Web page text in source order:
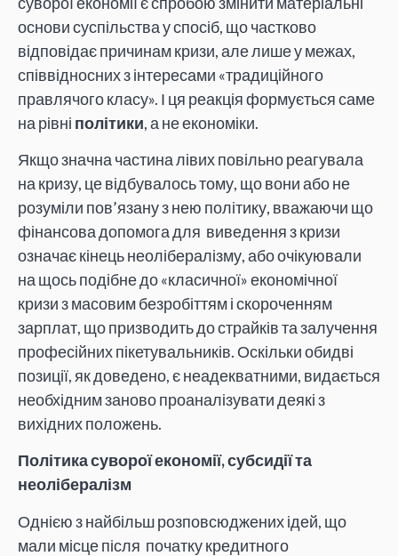
основи суспільства у спосіб, що частково
відповідає причинам кризи, але лише у межах,
співвідносних з інтересами «традиційного
правлячого класу». І ця реакція формується саме
на рівні політики, а не економіки.
Якщо значна частина лівих повільно реагувала
на кризу, це відбувалось тому, що вони або не
розуміли пов’язану з нею політику, вважаючи що
фінансова допомога для виведення з кризи
означає кінець неолібералізму, або очікуювали
на щось подібне до «класичної» економічної
кризи з масовим безробіттям і скороченням
зарплат, що призводить до страйків та залучення
професійних пікетувальників. Оскільки обидві
позиції, як доведено, є неадекватними, видається
необхідним заново проаналізувати деякі з
вихідних положень.
Політика суворої економії, субсидії та
неолібералізм
Однією з найбільш розповсюджених ідей, що
мали місце після початку кредитного